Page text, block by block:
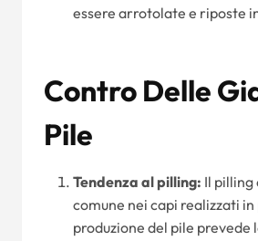
essere arrotolate e riposte
Contro Delle
Pile
Tendenza al pilling: Il pilling
comune nei capi realizzati
produzione del pile prevede